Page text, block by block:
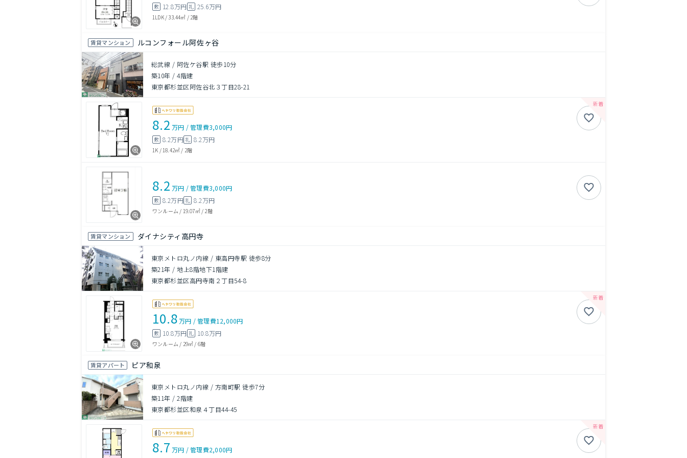
敷 12.8万円 礼 25.6万円
1LDK/33.44㎡ / 2階
賃貸マンション ルコンフォール阿佐ヶ谷
総武線 / 阿佐ケ谷駅 徒歩10分
築10年 /4階建
東京都杉並区阿佐谷北３丁目28-21
8.2 万円 /管理費3,000円
敷 8.2万円礼 8.2万円
1K /18.42㎡ / 2階
8.2 万円 /管理費3,000円
敷 8.2万円礼 8.2万円
ワンルーム / 19.07㎡/ 2階
賃貸マンション ダイナシティ高円寺
東京メトロ丸ノ内線 / 東高円寺駅 徒歩8分
築21年 /地上8階地下1階建
東京都杉並区高円寺南２丁目54-8
10.8万円 /管理費12,000円
敷 10.8万円 礼 10.8万円
ワンルーム / 29㎡ / 6階
賃貸アパート ピア和泉
東京メトロ丸ノ内線 / 方南町駅 徒歩7分
築11年 /2階建
東京都杉並区和泉４丁目44-45
8.7 万円 /管理費2,000円